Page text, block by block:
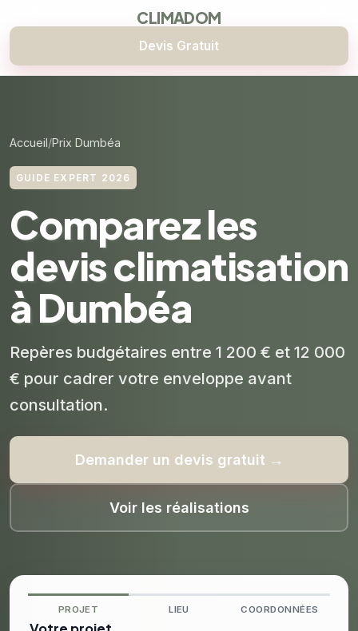
CLIMADOM
Devis Gratuit
Accueil Prix Dumbéa
GUIDE EXPERT 2026
Comparez les
devis climatisation
à Dumbéa
Repères budgétaires entre 1 200 € et 12 000
€ pour cadrer votre enveloppe avant
consultation.
Demander un devis gratuit →
Voir les réalisations
PROJET LIEU COORDONNÉES